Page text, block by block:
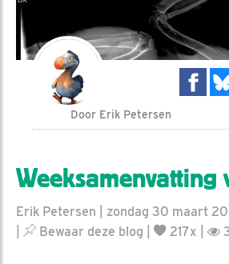
Door Erik Petersen
Weeksamenvatting
Erik Petersen | zondag 30 maart
Bewaar deze blog 217x |